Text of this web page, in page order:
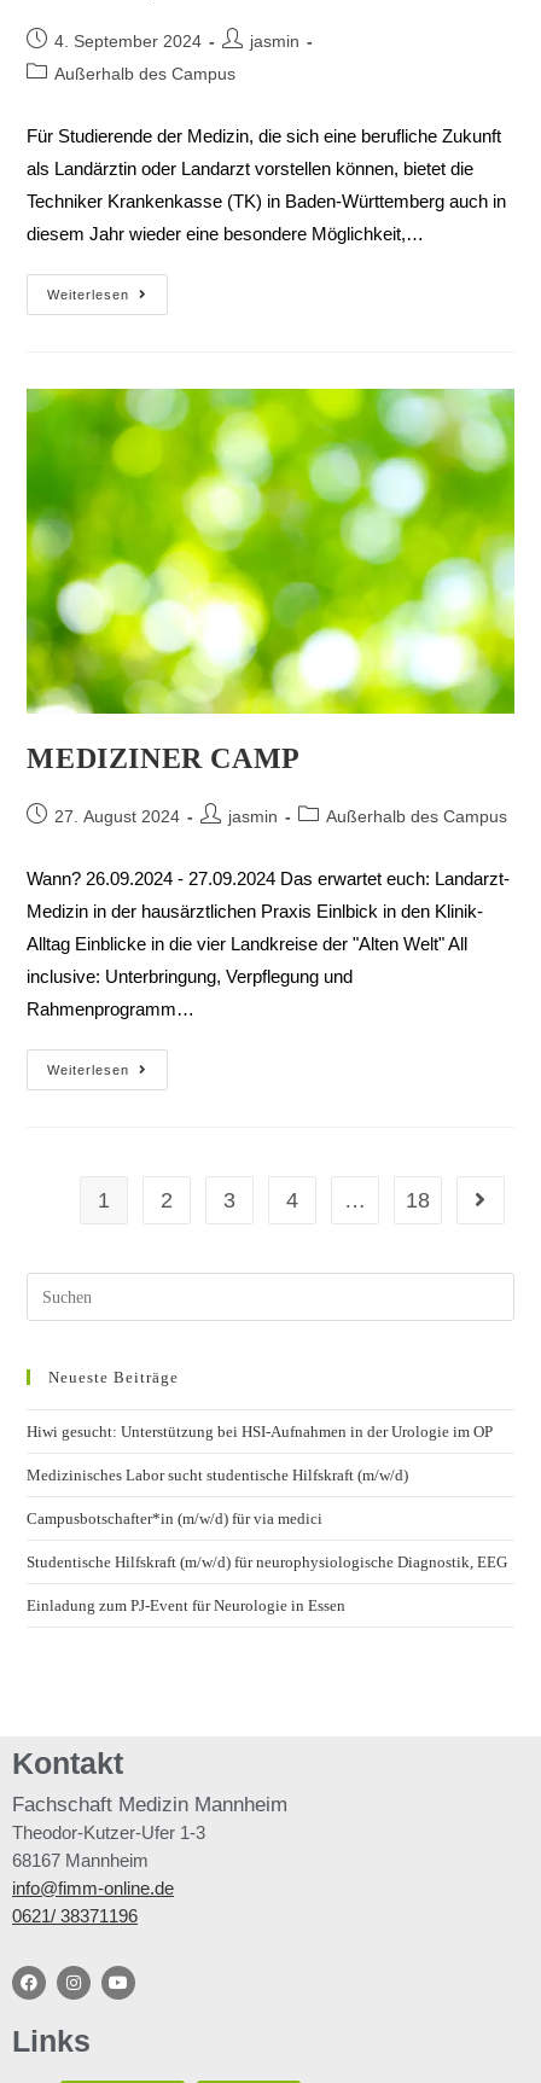
4. September 2024
jasmin
Außerhalb des Campus
Für Studierende der Medizin, die sich eine berufliche Zukunft
als Landärztin oder Landarzt vorstellen können, bietet die
Techniker Krankenkasse (TK) in Baden-Württemberg auch in
diesem Jahr wieder eine besondere Möglichkeit,…
Weiterlesen
MEDIZINER CAMP
27. August 2024 jasmin Außerhalb des Campus
Wann? 26.09.2024 - 27.09.2024 Das erwartet euch: Landarzt-
Medizin in der hausärztlichen Praxis Einlbick in den Klinik-
Alltag Einblicke in die vier Landkreise der "Alten Welt" All
inclusive: Unterbringung, Verpflegung und
Rahmenprogramm…
Weiterlesen
1 2 3 4 … 18
Neueste Beiträge
Hiwi gesucht: Unterstützung bei HSI-Aufnahmen in der Urologie im OP
Medizinisches Labor sucht studentische Hilfskraft (m/w/d)
Campusbotschafter*in (m/w/d) für via medici
Studentische Hilfskraft (m/w/d) für neurophysiologische Diagnostik, EEG
Einladung zum PJ-Event für Neurologie in Essen
Kontakt
Fachschaft Medizin Mannheim
Theodor-Kutzer-Ufer 1-3
68167 Mannheim
info@fimm-online.de
0621/ 38371196
Links